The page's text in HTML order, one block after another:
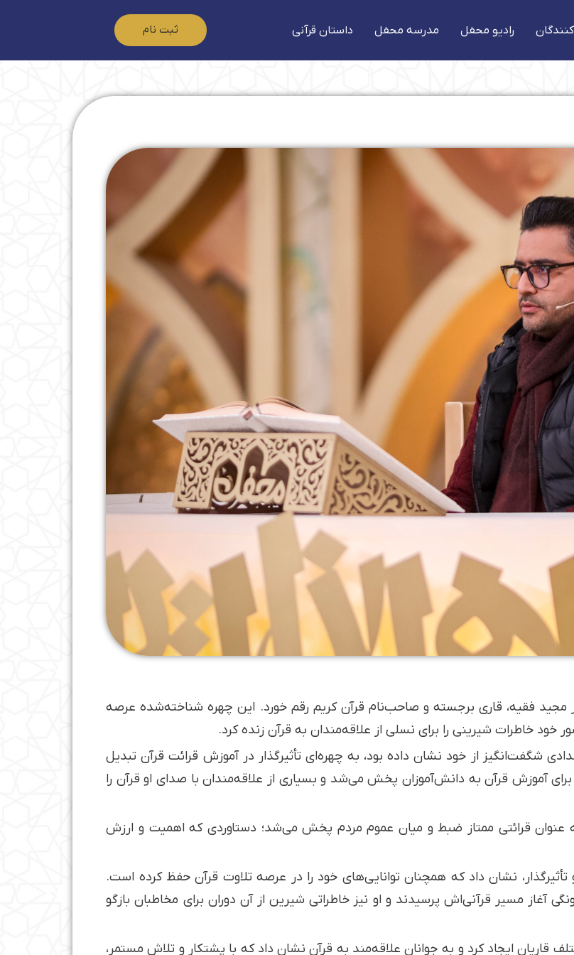
رادیو محفل مدرسه محفل داستان قرآنی ثبت نام
مجید فقیه، قاری برجسته و صاحب‌نام قرآن کریم رقم خورد. این چهره شناخته‌شده عرصه
خود خاطرات شیرینی را برای نسلی از علاقه‌مندان به قرآن زنده کرد.
نوجوانی و در سن 13 سالگی استعدادی شگفت‌انگیز از خود نشان داده بود، به چهره‌ای تأثیرگذار در آموزش قرائت قرآن تبدیل
آموزش قرآن به دانش‌آموزان پخش می‌شد و بسیاری از علاقه‌مندان با صدای او قرآن را
عنوان قرائتی ممتاز ضبط و میان عموم مردم پخش می‌شد؛ دستاوردی که اهمیت و ارزش
تأثیرگذار، نشان داد که همچنان توانایی‌های خود را در عرصه تلاوت قرآن حفظ کرده است.
آغاز مسیر قرآنی‌اش پرسیدند و او نیز خاطراتی شیرین از آن دوران برای مخاطبان بازگو
ایجاد کرد و به جوانان علاقه‌مند به قرآن نشان داد که با پشتکار و تلاش مستمر،